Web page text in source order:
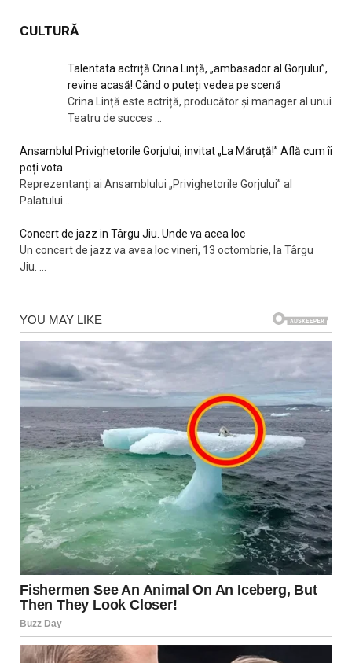
CULTURĂ
Talentata actriță Crina Lință, „ambasador al Gorjului”,
revine acasă! Când o puteți vedea pe scenă
Crina Lință este actriță, producător și manager al unui
Teatru de succes
Ansamblul Privighetorile Gorjului, invitat „La Măruță!” Află cum îi
poți vota
Reprezentanți ai Ansamblului „Privighetorile Gorjului” al
Palatului
Concert de jazz in Târgu Jiu. Unde va acea loc
Un concert de jazz va avea loc vineri, 13 octombrie, la Târgu
Jiu.